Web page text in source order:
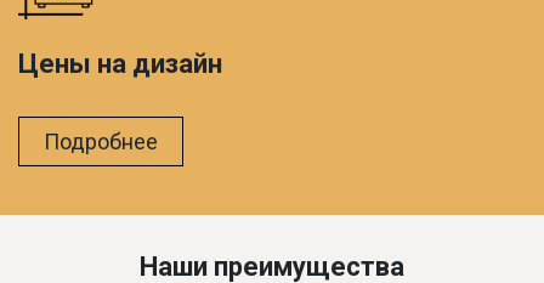
Цены на дизайн
Подробнее
Наши преимущества